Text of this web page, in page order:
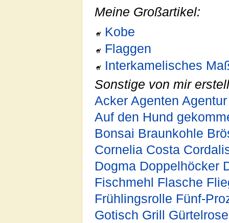
Meine Großartikel:
Kobe
Flaggen
Interkamelisches
Sonstige von mir
Acker Agenten Agentur
Auf den Hund
Bonsai Braunkohle
Cornelia Costa
Dogma Doppelhöcker
Fischmehl Flasche
Frühlingsrolle Fünf-
Gotisch Grill
Gürtelrose